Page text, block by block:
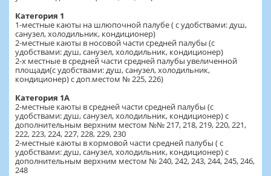
Категория 1
1-местные каюты на шлюпочной палубе ( с удобствами: душ,
санузел, холодильник, кондиционер)
2-местные каюты в носовой части средней палубы (с
удобствами: душ, санузел, холодильник, кондиционер)
2-х местные в средней части средней палубы увеличенной
площади(с удобствами: душ, санузел, холодильник,
кондиционер) с доп.местом № 225, 226)
Категория 1А
2-местные каюты в средней части средней палубы (с
удобствами: душ, санузел, холодильник, кондиционер) с
дополнительным верхним местом №№ 217, 218, 219, 220, 221,
222, 223, 224, 227, 228, 229, 230
2-местные каюты в кормовой части средней палубы ( с
удобствами: душ, санузел, холодильник, кондиционер) с
дополнительным верхним местом № 240, 242, 243, 244, 245, 246,
248